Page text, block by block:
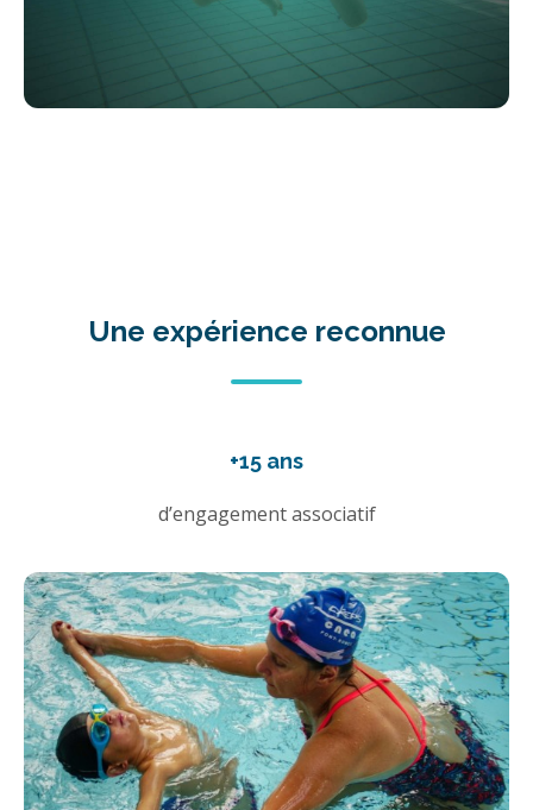
Une expérience reconnue
+15 ans
d’engagement associatif